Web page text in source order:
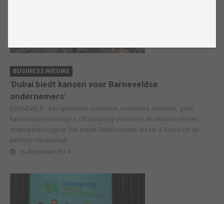
BUSINESS NIEUWS
'Dubai biedt kansen voor Barneveldse
ondernemers'
BARNEVELD - Een groeiende economie, monetaire stabiliteit, geen
handelsbelemmeringen, 0% belasting over winst en inkomen en een
strategische ligging. Dat maakt Dubai volgens Visser & Visser tot de
perfecte handelshub.
16 december 2014